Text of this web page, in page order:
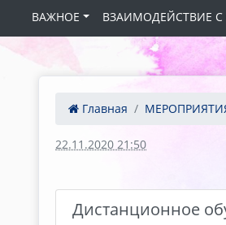
ВАЖНОЕ
ВЗАИМОДЕЙСТВИЕ
Главная
22.11.2020 21:50
Дистанционное